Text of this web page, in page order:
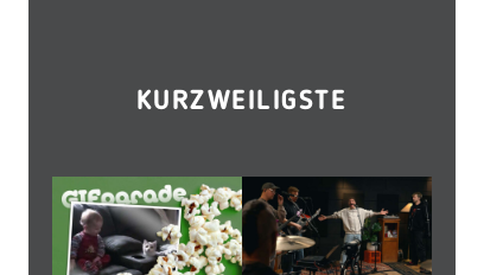
KURZWEILIGSTE